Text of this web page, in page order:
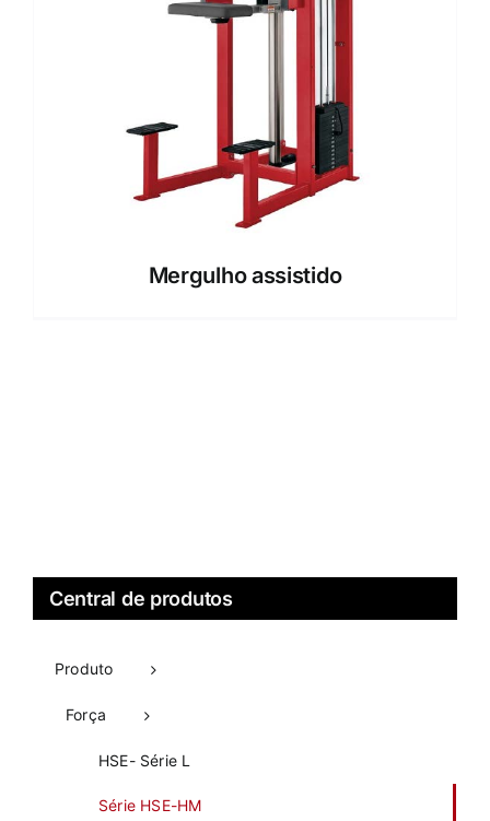
Mergulho assistido
Central de produtos
Produto
Força
HSE- Série L
Série HSE-HM